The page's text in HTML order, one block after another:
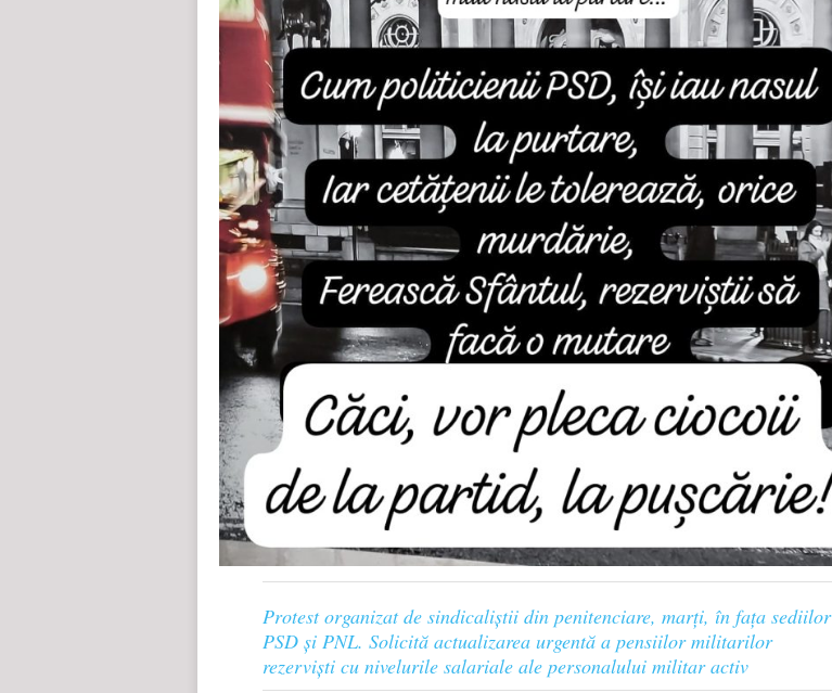
Protest organizat de sindicaliștii din penitenciare, marți, în fața sediilor
PSD și PNL. Solicită actualizarea urgentă a pensiilor militarilor
rezerviști cu nivelurile salariale ale personalului militar activ